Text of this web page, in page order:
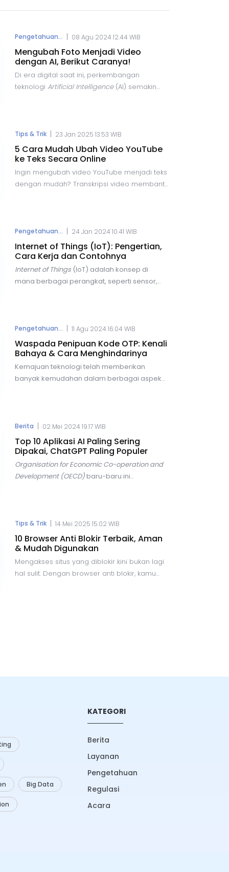
Pengetahuan... 08 Agu 2024 12.44 WIB
Mengubah Foto Menjadi Video
dengan AI, Berikut Caranya!
Di era digital saat ini, perkembangan
teknologi Artificial Intelligence(AI) semakin
kemampuan untuk mengubah foto menjadi
video dengan bantuan AI.
Tips & Trik 23 Jan 2025 13.53 WIB
5 Cara Mudah Ubah Video YouTube
ke Teks Secara Online
Ingin mengubah video YouTube menjadi teks
dengan mudah? Transkripsi video membantu
dengan cepat dan akurat, menggunakan
berbagai alat yang tersedia secara gratis
maupun berbayar.
Pengetahuan... 24 Jan 2024 10.41 WIB
Internet of Things (IoT): Pengertian,
Cara Kerja dan Contohnya
Internet of Things(IoT) adalah konsep di
mana berbagai perangkat, seperti sensor,
dapat terkoneksi untuk melakukan berbagai
aktivitas, mulai dari pencarian informasi
hingga pengolahan data, tanpa perlu campur
tangan manusia.
Pengetahuan... 11 Agu 2024 16.04 WIB
Waspada Penipuan Kode OTP: Kenali
Bahaya & Cara Menghindarinya
Kemajuan teknologi telah memberikan
banyak kemudahan dalam berbagai aspek
terdapat risiko yang semakin besar, salah
satunya adalah ancaman penipuan
kodeOne-Time Password(OTP).
Berita | 02 Mei 2024 19.17 WIB
Top 10 Aplikasi AI Paling Sering
Dipakai, ChatGPT Paling Populer
Organisation for Economic Co-operation and
Development (OECD) baru-baru ini
laporannya, OECD menyebutkan bahwa AI
menjadi topik yang hangat diperbincangkan
di berbagai forum, terutama dalam konteks
hubungan internasional.
Tips & Trik | 14 Mei 2025 15.02 WIB
10 Browser Anti Blokir Terbaik, Aman
& Mudah Digunakan
Mengakses situs yang diblokir kini bukan lagi
hal sulit. Dengan browser anti blokir, kamu
Big Data
KATEGORI
Berita
Layanan
Pengetahuan
Regulasi
Acara